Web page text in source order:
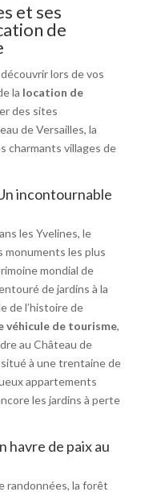
et ses
de
lors de vos
la location de
des sites
de Versailles, la
charmants villages de
incontournable
les Yvelines, le
monuments les plus
mondial de
de jardins à la
de l’histoire de
véhicule de tourisme,
au Château de
à une trentaine de
appartements
les jardins à perte
havre de paix au
randonnées, la forêt